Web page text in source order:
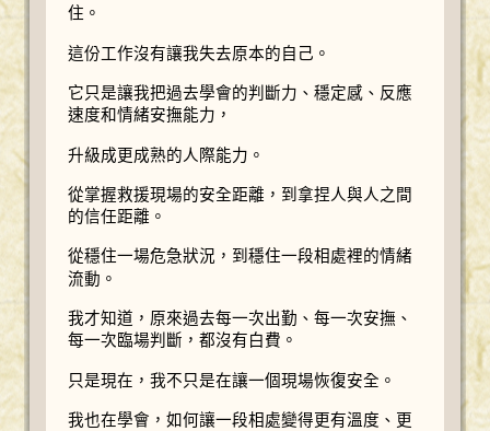
住。
這份工作沒有讓我失去原本的自己。
它只是讓我把過去學會的判斷力、穩定感、反應
速度和情緒安撫能力，
升級成更成熟的人際能力。
從掌握救援現場的安全距離，到拿捏人與人之間
的信任距離。
從穩住一場危急狀況，到穩住一段相處裡的情緒
流動。
我才知道，原來過去每一次出勤、每一次安撫、
每一次臨場判斷，都沒有白費。
只是現在，我不只是在讓一個現場恢復安全。
我也在學會，如何讓一段相處變得更有溫度、更